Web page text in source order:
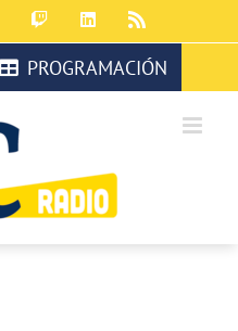
TwitchLinkedIn
PROGRAMACIÓN